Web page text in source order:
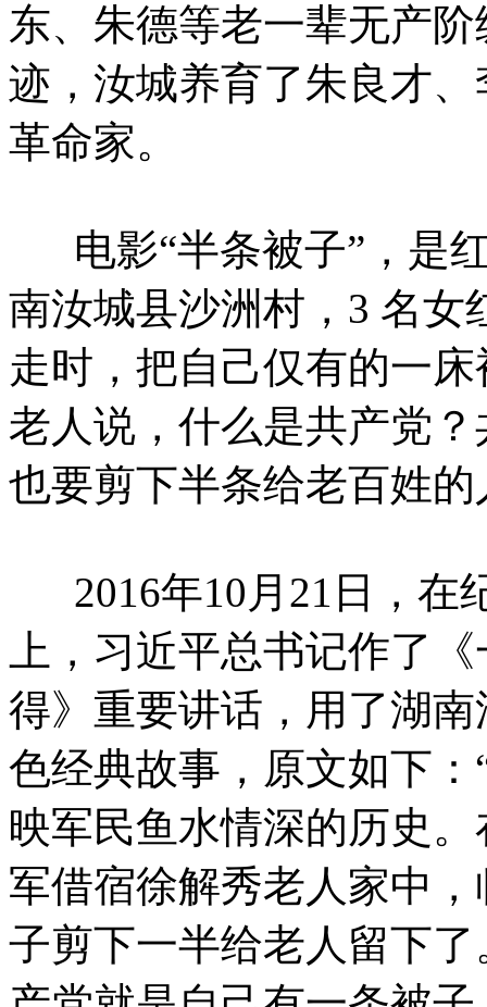
东、朱德等老一辈无产
迹，汝城养育了朱良才
革命家。
电影“半条被子”，是
南汝城县沙洲村，3 名女
走时，把自己仅有的一
老人说，什么是共产党
也要剪下半条给老百姓的
2016年10月21日，在
上，习近平总书记作了
得》重要讲话，用了湖
色经典故事，原文如下
映军民鱼水情深的历史
军借宿徐解秀老人家中
子剪下一半给老人留下